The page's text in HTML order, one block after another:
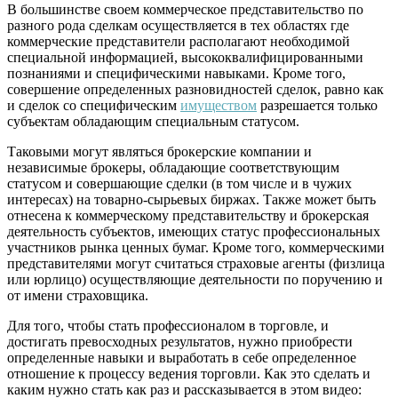
В большинстве своем коммерческое представительство по
разного рода сделкам осуществляется в тех областях где
коммерческие представители располагают необходимой
специальной информацией, высококвалифицированными
познаниями и специфическими навыками. Кроме того,
совершение определенных разновидностей сделок, равно как
и сделок со специфическим имуществом разрешается только
субъектам обладающим специальным статусом.
Таковыми могут являться брокерские компании и
независимые брокеры, обладающие соответствующим
статусом и совершающие сделки (в том числе и в чужих
интересах) на товарно-сырьевых биржах. Также может быть
отнесена к коммерческому представительству и брокерская
деятельность субъектов, имеющих статус профессиональных
участников рынка ценных бумаг. Кроме того, коммерческими
представителями могут считаться страховые агенты (физлица
или юрлицо) осуществляющие деятельности по поручению и
от имени страховщика.
Для того, чтобы стать профессионалом в торговле, и
достигать превосходных результатов, нужно приобрести
определенные навыки и выработать в себе определенное
отношение к процессу ведения торговли. Как это сделать и
каким нужно стать как раз и рассказывается в этом видео: